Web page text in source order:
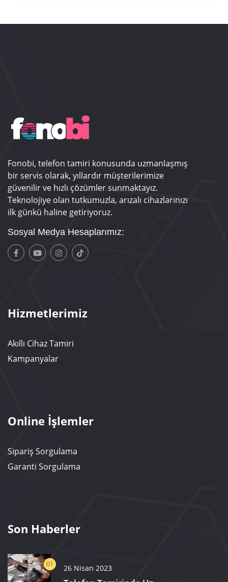
Fonobi, telefon tamiri konusunda uzmanlaşmış
bir servis olarak, yıllardır müşterilerimize
güvenilir ve hızlı çözümler sunmaktayız.
Teknolojiye olan tutkumuzla, arızalı cihazlarınızı
ilk günkü haline getiriyoruz.
Sosyal Medya Hesaplarımız:
Hizmetlerimiz
Akıllı Cihaz Tamiri
Kampanyalar
Online İşlemler
Sipariş Sorgulama
Garanti Sorgulama
Son Haberler
01 26 Nisan 2023